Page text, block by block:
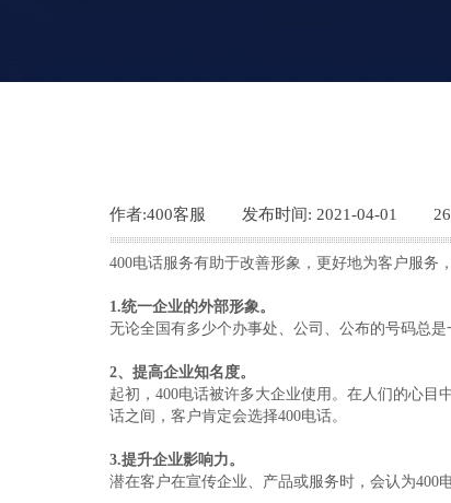
作者:400客服 发布时间: 2021-04-01
400电话服务有助于改善形象，更好地为客户服务
1.统一企业的外部形象。
无论全国有多少个办事处、公司、公布的号码总
2、提高企业知名度。
起初，400电话被许多大企业使用。在人们的心目
话之间，客户肯定会选择400电话。
3.提升企业影响力。
潜在客户在宣传企业、产品或服务时，会认为400